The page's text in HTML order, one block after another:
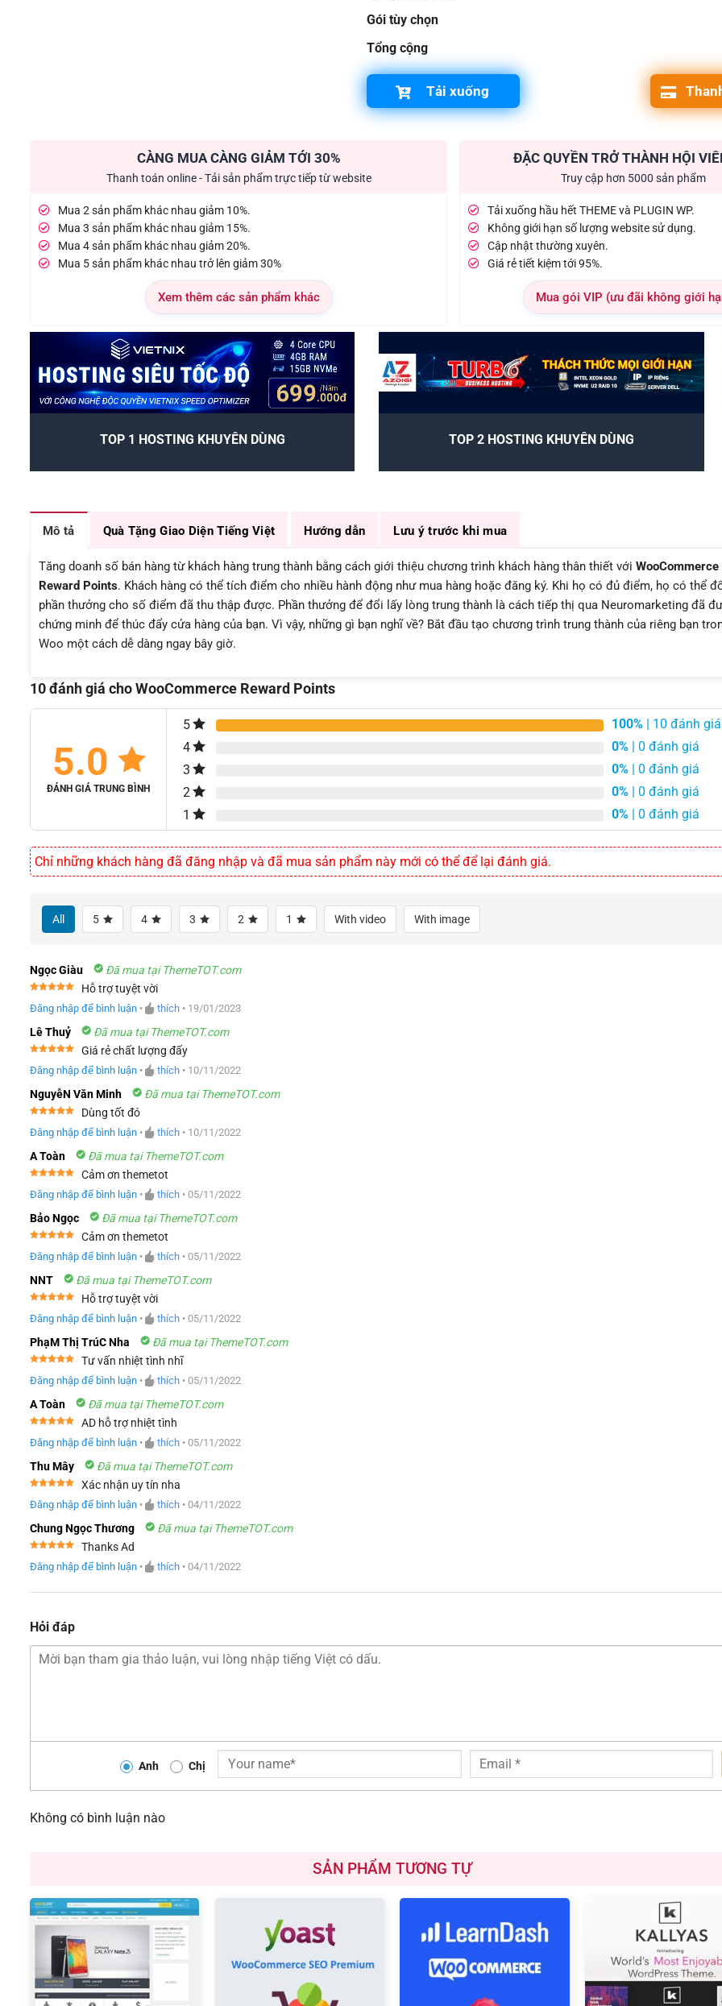
Gói tùy chọn
Tổng cộng
Tải xuống
CÀNG MUA CÀNG GIẢM TỚI 30%
Thanh toán online - Tải sản phẩm trực tiếp từ website
Mua 2 sản phẩm khác nhau giảm 10%.
Mua 3 sản phẩm khác nhau giảm 15%.
Mua 4 sản phẩm khác nhau giảm 20%.
Mua 5 sản phẩm khác nhau trở lên giảm 30%
Xem thêm các sản phẩm khác
ĐẶC QUYỀN TRỞ THÀNH HỘI
Truy cập hơn 5000 sản phẩm
Tải xuống hầu hết THEME và PLUGIN WP.
Không giới hạn số lượng website sử dụng.
Cập nhật thường xuyên.
Giá rẻ tiết kiệm tới 95%.
Mua gói VIP (ưu đãi không giới
TOP 1 HOSTING KHUYÊN DÙNG TOP 2 HOSTING KHUYÊN DÙNG
Mô tả Quà Tặng Giao Diện Tiếng Việt Hướng dẫn Lưu ý trước khi mua
Tăng doanh số bán hàng từ khách hàng trung thành bằng cách giới thiệu chương trình khách hàng thân thiết với WooCommerce
Reward Points. Khách hàng có thể tích điểm cho nhiều hành động như mua hàng hoặc đăng ký. Khi họ có đủ điểm, họ có thể
phần thưởng cho số điểm đã thu thập được. Phần thưởng để đổi lấy lòng trung thành là cách tiếp thị qua Neuromarketing đã
chứng minh để thúc đẩy cửa hàng của bạn. Vì vậy, những gì bạn nghĩ về? Bắt đầu tạo chương trình trung thành của riêng bạn
Woo một cách dễ dàng ngay bây giờ.
10 đánh giá choWooCommerce Reward Points
5.0
ĐÁNH GIÁ TRUNG BÌNH
5 100% | 10 đánh giá
4
0% | 0 đánh giá
3
0% | 0 đánh giá
2
0% | 0 đánh giá
1
0% | 0 đánh giá
Chỉ những khách hàng đã đăng nhập và đã mua sản phẩm này mới có thể để lại đánh giá.
All 5 4 3 2 1 With video With image
Ngọc Giàu Đã mua tại ThemeTOT.com
hạng55
Hỗ trợ tuyệt vời
Đăng nhập để bình luận • thích • 19/01/2023
Lê Thuỷ Đã mua tại ThemeTOT.com
hạng55
Giá rẻ chất lượng đấy
Đăng nhập để bình luận • thích • 10/11/2022
NguyễN Văn Minh Đã mua tại ThemeTOT.com
hạng55
Dùng tốt đó
Đăng nhập để bình luận • thích • 10/11/2022
A Toàn Đã mua tại ThemeTOT.com
hạng55
Cảm ơn themetot
Đăng nhập để bình luận • thích • 05/11/2022
Bảo Ngọc Đã mua tại ThemeTOT.com
hạng55
Cảm ơn themetot
Đăng nhập để bình luận • thích • 05/11/2022
NNT Đã mua tại ThemeTOT.com
hạng55
Hỗ trợ tuyệt vời
Đăng nhập để bình luận • thích • 05/11/2022
PhạM Thị TrúC Nha Đã mua tại ThemeTOT.com
hạng55
Tư vấn nhiệt tình nhĩ
Đăng nhập để bình luận • thích • 05/11/2022
A Toàn Đã mua tại ThemeTOT.com
hạng55
AD hỗ trợ nhiệt tình
Đăng nhập để bình luận • thích • 05/11/2022
Thu Mây Đã mua tại ThemeTOT.com
hạng55
Xác nhận uy tín nha
Đăng nhập để bình luận • thích • 04/11/2022
Chung Ngọc Thương Đã mua tại ThemeTOT.com
hạng55
Thanks Ad
Đăng nhập để bình luận • thích • 04/11/2022
Hỏi đáp
Anh Chị
Không có bình luận nào
SẢN PHẨM TƯƠNG TỰ